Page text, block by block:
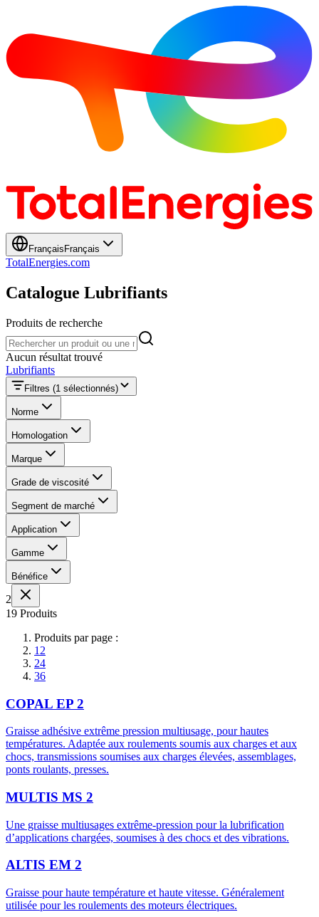
Français Français
TotalEnergies.com
Catalogue Lubrifiants
Produits de recherche
Produits de recherche
Aucun résultat trouvé
Lubrifiants
Filtres (1 sélectionnés)
Norme
Homologation
Marque
Grade de viscosité
Segment de marché
Application
Gamme
Bénéfice
2
19 Produits
Produits par page :
12
24
36
COPAL EP 2
Graisse adhésive extrême pression multiusage, pour hautes
températures. Adaptée aux roulements soumis aux charges et aux
chocs, transmissions soumises aux charges élevées, assemblages,
ponts roulants, presses.
MULTIS MS 2
Une graisse multiusages extrême-pression pour la lubrification
d’applications chargées, soumises à des chocs et des vibrations.
ALTIS EM 2
Graisse pour haute température et haute vitesse. Généralement
utilisée pour les roulements des moteurs électriques.